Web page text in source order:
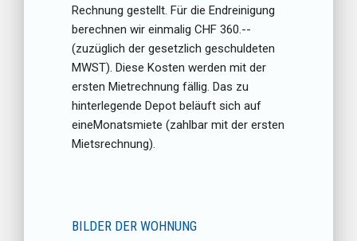
Rechnung gestellt. Für die Endreinigung
berechnen wir einmalig CHF 360.--
(zuzüglich der gesetzlich geschuldeten
MWST). Diese Kosten werden mit der
ersten Mietrechnung fällig. Das zu
hinterlegende Depot beläuft sich auf
eineMonatsmiete (zahlbar mit der ersten
Mietsrechnung).
BILDER DER WOHNUNG